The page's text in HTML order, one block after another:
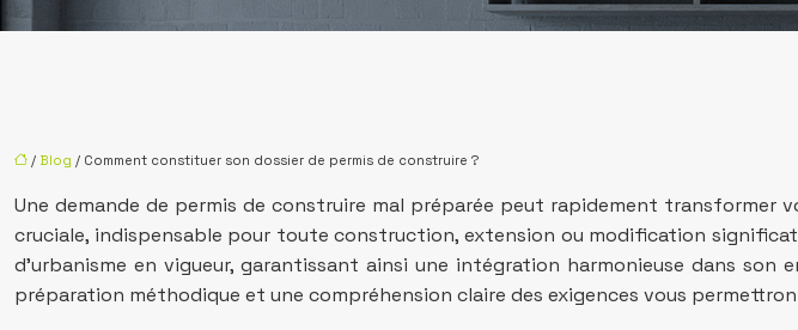
/ Blog / Comment constituer son dossier de permis de construire ?
Une demande de permis de construire mal préparée peut rapidement
cruciale, indispensable pour toute construction, extension ou modification
d’urbanisme en vigueur, garantissant ainsi une intégration harmonieuse dans
préparation méthodique et une compréhension claire des exigences vous